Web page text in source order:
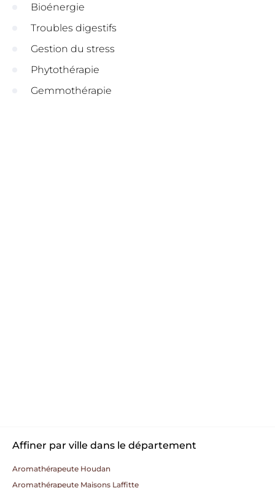
Bioénergie
Troubles digestifs
Gestion du stress
Phytothérapie
Gemmothérapie
Affiner par ville dans le département
Aromathérapeute Houdan
Aromathérapeute Maisons Laffitte